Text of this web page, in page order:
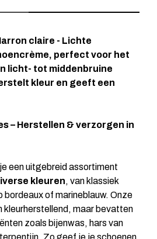
claire - Lichte
perfect voor het
licht- tot middenbruine
kleur en geeft een
– Herstellen & verzorgen in
een uitgebreid assortiment
kleuren, van klassiek
bordeaux of marineblauw. Onze
kleurherstellend, maar bevatten
zoals bijenwas, hars van
Zo geef je je schoenen